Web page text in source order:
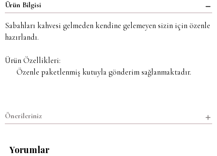
Ürün Bilgisi
Sabahları kahvesi gelmeden kendine gelemeyen sizin için özenle
hazırlandı.
Ürün Özellikleri:
Özenle paketlenmiş kutuyla gönderim sağlanmaktadır.
Önerileriniz
Yorumlar